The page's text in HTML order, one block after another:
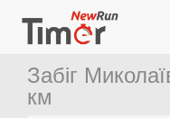
Забіг
км